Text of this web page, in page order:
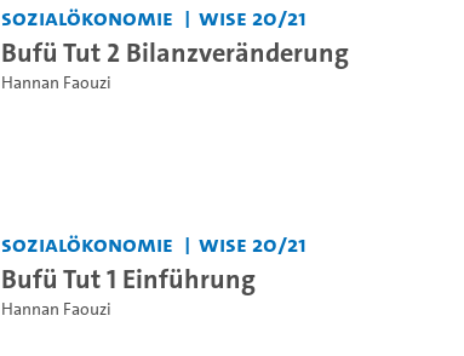
Sozialökonomie WiSe 20/21
Bufü Tut 2 Bilanzveränderung
Hannan Faouzi
Sozialökonomie WiSe 20/21
Bufü Tut 1 Einführung
Hannan Faouzi